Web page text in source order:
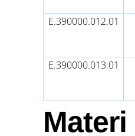
E.390000.012.01
E.390000.013.01
Materi